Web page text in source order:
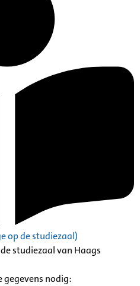
op de studiezaal)
studiezaal van Haags
gegevens nodig: